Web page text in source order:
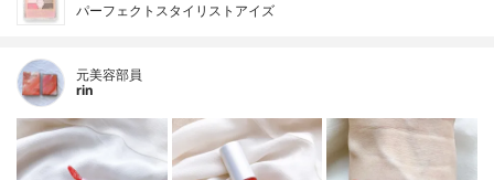
パーフェクトスタイリストアイズ
元美容部員
rin